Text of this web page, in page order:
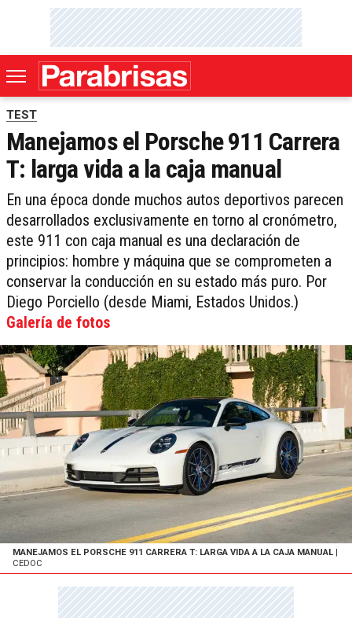
TEST
Manejamos el Porsche 911 Carrera
T: larga vida a la caja manual
En una época donde muchos autos deportivos parecen
desarrollados exclusivamente en torno al cronómetro,
este 911 con caja manual es una declaración de
principios: hombre y máquina que se comprometen a
conservar la conducción en su estado más puro. Por
Diego Porciello (desde Miami, Estados Unidos.)
Galería de fotos
MANEJAMOS EL PORSCHE 911 CARRERA T: LARGA VIDA A LA CAJA MANUAL
CEDOC